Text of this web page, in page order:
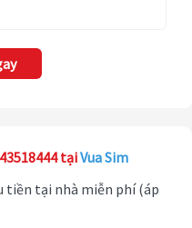
tạiVua Sim
tiền tại nhà miễn phí (áp